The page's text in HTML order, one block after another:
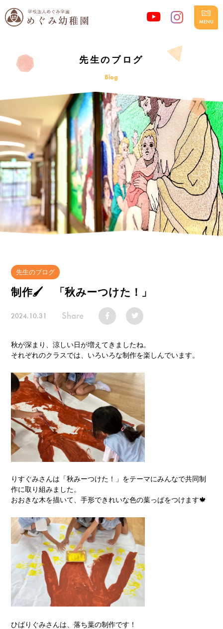
先生のブログ
Blog
先生のブログ
制作🖌 「秋みーつけた！」
2024.10.31 Share
秋が深まり、涼しい日が増えてきましたね。
それぞれのクラスでは、いろいろな制作を楽しんでいます。
りすぐみさんは「秋みーつけた！」をテーマにみんなで共同制
作に取り組みました。
おおきな木を描いて、手形できれいな色の葉っぱをつけます🍁
ひばりぐみさんは、落ち葉の制作です！